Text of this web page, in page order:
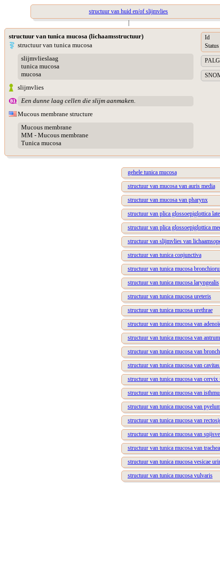
structuur van huid en/of slijmvlies
|
structuur van tunica mucosa (lichaamsstructuur)
structuur van tunica mucosa
slijmvlieslaag
tunica mucosa
mucosa
slijmvlies
Een dunne laag cellen die slijm aanmaken.
Mucous membrane structure
Mucous membrane
MM - Mucous membrane
Tunica mucosa
Id
Status
gehele tunica mucosa
structuur van mucosa van auris media
structuur van mucosa van pharynx
structuur van plica glossoepiglottica
structuur van plica glossoepiglottica
structuur van slijmvlies van
structuur van tunica conjunctiva
structuur van tunica mucosa
structuur van tunica mucosa laryngealis
structuur van tunica mucosa ureteris
structuur van tunica mucosa urethrae
structuur van tunica mucosa van
structuur van tunica mucosa van
structuur van tunica mucosa van
structuur van tunica mucosa van
structuur van tunica mucosa van cervix
structuur van tunica mucosa van
structuur van tunica mucosa van
structuur van tunica mucosa van
structuur van tunica mucosa van
structuur van tunica mucosa van trachea
structuur van tunica mucosa vesicae
structuur van tunica mucosa vulvaris